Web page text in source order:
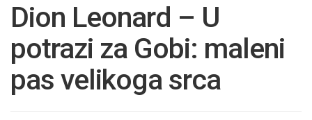
Dion Leonard – U
potrazi za Gobi: maleni
pas velikoga srca